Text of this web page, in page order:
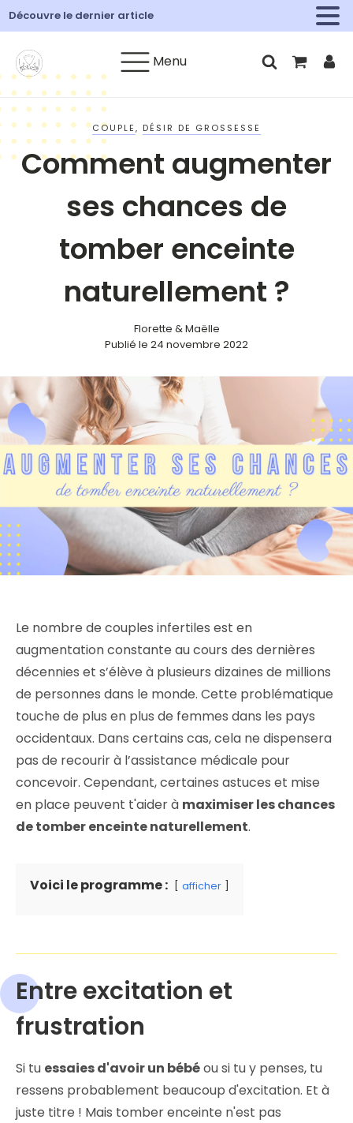
Découvre le dernier article
Menu
COUPLE, DÉSIR DE GROSSESSE
Comment augmenter
ses chances de
tomber enceinte
naturellement ?
Florette & Maëlle
Publié le 24 novembre 2022
Le nombre de couples infertiles est en
augmentation constante au cours des dernières
décennies et s’élève à plusieurs dizaines de millions
de personnes dans le monde. Cette problématique
touche de plus en plus de femmes dans les pays
occidentaux. Dans certains cas, cela ne dispensera
pas de recourir à l’assistance médicale pour
concevoir. Cependant, certaines astuces et mise
en place peuvent t'aider à maximiser les chances
de tomber enceinte naturellement.
Voici le programme : afficher
Entre excitation et
frustration
Si tu essaies d'avoir un bébéou si tu y penses, tu
ressens probablement beaucoup d'excitation. Et à
juste titre ! Mais tomber enceinte n'est pas